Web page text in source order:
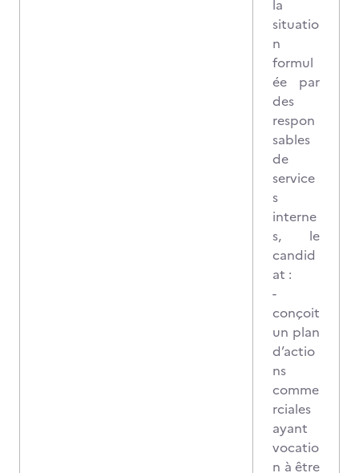
la
situatio
n
formul
ée par
des
respon
sables
de
service
s
interne
s, le
candid
at :
-
conçoit
un plan
d’actio
ns
comme
rciales
ayant
vocatio
n à être